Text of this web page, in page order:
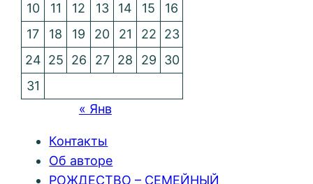
10
11 12 13 14 15
16
17
18 19 20 21 22
23
24 25 26 27 28 29
30
31
« Янв
Контакты
Об авторе
РОЖДЕСТВО – СЕМЕЙНЫЙ